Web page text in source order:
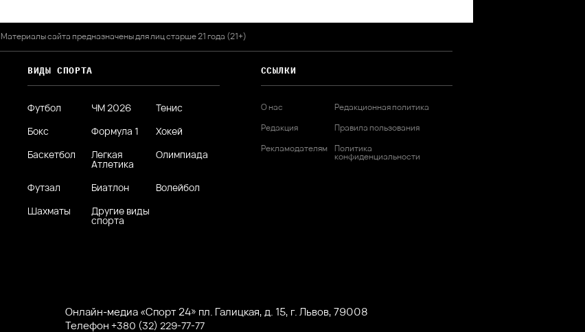
Материалы сайта предназначены для лиц старше 21 года (21+)
ВИДЫ СПОРТА
Футбол ЧМ 2026
Тенис
Бокс
Формула 1
Хокей
Баскетбол
Легкая
Атлетика
Олимпиада
Футзал Биатлон
Волейбол
Шахматы
Другие виды
спорта
ССЫЛКИ
О нас
Редакция
Рекламодателям
Редакционная политика
Правила пользования
Политика
конфиденциальности
Онлайн-медиа «Спорт 24» пл. Галицкая, д. 15, г. Львов, 79008
Телефон+380 (32) 229-77-77